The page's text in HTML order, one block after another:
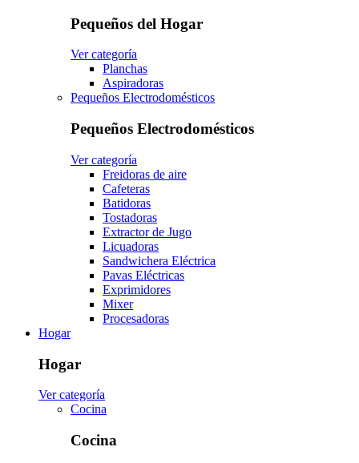
Pequeños del Hogar
Ver categoría
Planchas
Aspiradoras
Pequeños Electrodomésticos
Pequeños Electrodomésticos
Ver categoría
Freidoras de aire
Cafeteras
Batidoras
Tostadoras
Extractor de Jugo
Licuadoras
Sandwichera Eléctrica
Pavas Eléctricas
Exprimidores
Mixer
Procesadoras
Hogar
Hogar
Ver categoría
Cocina
Cocina